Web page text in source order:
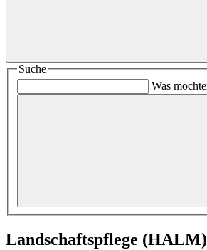
Suche
Was
Landschaftspflege (HALM)